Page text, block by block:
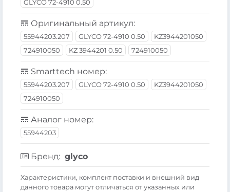
GLYCO 72-4910 0.50
Оригинальный артикул:
55944203.207 GLYCO 72-4910 0.50
KZ3944201050
724910050
KZ 3944201 0.50 724910050
Smarttech номер:
55944203.207 GLYCO 72-4910 0.50
KZ3944201050
724910050
Аналог номер:
55944203
Бренд: glyco
Xарактеристики, комплект поставки и внешний вид
данного товара могут отличаться от указанных или